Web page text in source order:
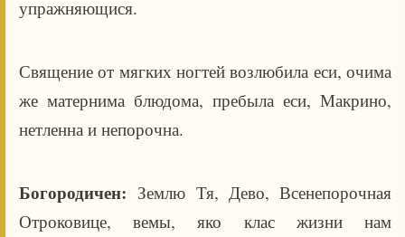
упражняющися.
Священие от мягких ногтей возлюбила еси, очима
же матернима блюдома, пребыла еси, Макрино,
нетленна и непорочна.
Богородичен: Землю Тя, Дево, Всенепорочная
Отроковице, вемы, яко клас жизни нам